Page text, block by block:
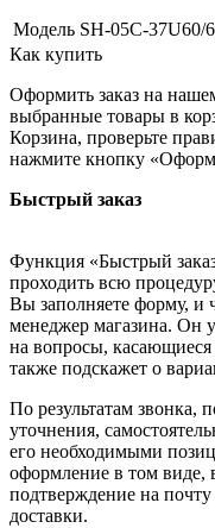
Модель SH-05C-37U60/
Как купить
Оформить заказ на
выбранные товары в
Корзина, проверьте
нажмите кнопку
Быстрый заказ
Функция «Быстрый
проходить всю
Вы заполняете форму, и
менеджер магазина. Он
на вопросы, касающиеся
также подскажет о
По результатам звонка,
уточнения,
его необходимыми
оформление в том виде,
подтверждение на
доставки.